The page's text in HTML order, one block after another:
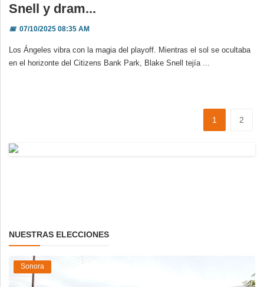
Snell y dram...
📅07/10/2025 08:35 AM
Los Ángeles vibra con la magia del playoff. Mientras el sol se ocultaba
en el horizonte del Citizens Bank Park, Blake Snell tejía ...
1 2
NUESTRAS ELECCIONES
Sonora